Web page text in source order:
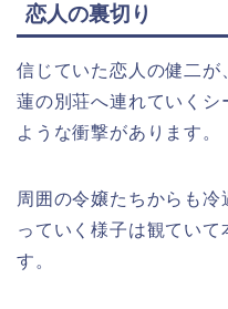
恋人の裏切り
信じていた恋人の健二が
蓮の別荘へ連れていくシ
ような衝撃があります。
周囲の令嬢たちからも
っていく様子は観ていて
す。